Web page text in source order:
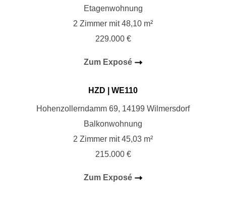
Etagenwohnung
2 Zimmer mit 48,10 m²
229.000 €
Zum Exposé
HZD | WE110
Hohenzollerndamm 69, 14199 Wilmersdorf
Balkonwohnung
2 Zimmer mit 45,03 m²
215.000 €
Zum Exposé